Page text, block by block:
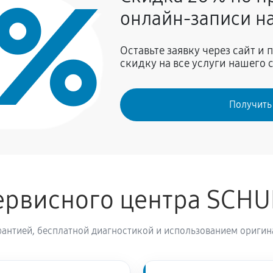
Spirit topLine 740
900 руб
SCHULTHESS Spirit topLine
1400 руб
онлайн-записи
Оставьте заявку через сайт
скидку на все услуги нашего
центра
бесплатной диагностикой и использованием